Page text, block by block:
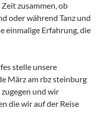
zusammen, ob
oder während Tanz und
einmalige Erfahrung, die
stelle unsere
März am rbz steinburg
und wir
die wir auf der Reise